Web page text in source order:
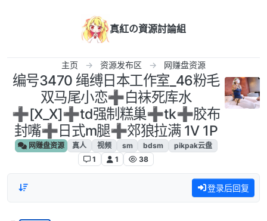
真紅の資源討論組
主页 资源发布区 网赚盘资源
编号3470 绳缚日本工作室_46粉毛
双马尾小恋➕白袜死库水
➕[X_X]➕td强制糕巢➕tk➕胶布
封嘴➕日式m腿➕郊狼拉满 1V 1P
网赚盘资源 真人 视频 sm bdsm
pikpak云盘
1
1 38
登录后回复